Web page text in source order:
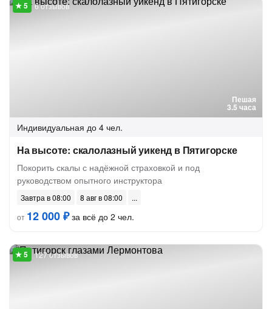
Пешая
3.5 часа
6 отзывов
Индивидуальная до 4 чел.
На высоте: скалолазный уикенд в Пятигорске
Покорить скалы с надёжной страховкой и под
руководством опытного инструктора
Завтра в 08:00
8 авг в 08:00
от 12 000 ₽за всё до 2 чел.
127 отзывов